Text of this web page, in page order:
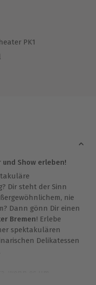
PK1
und Show erleben!
Dir steht der Sinn
nie
Dann gönn Dir einen
Bremen! Erlebe
spektakulären
Delikatessen
wenn es um